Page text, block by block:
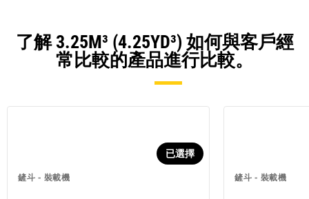
了解 3.25M³ (4.25YD³) 如何與客戶經
常比較的產品進行比較。
鏟斗 - 裝載機
已選擇
鏟斗 - 裝載機